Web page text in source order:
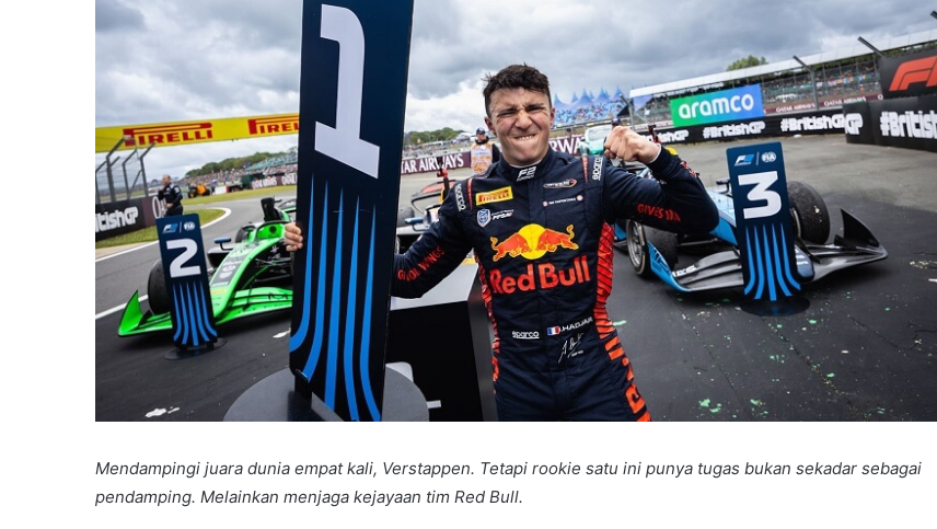
Mendampingi juara dunia empat kali, Verstappen. Tetapi rookie satu ini punya tugas bukan sekadar sebagai
pendamping. Melainkan menjaga kejayaan tim Red Bull.